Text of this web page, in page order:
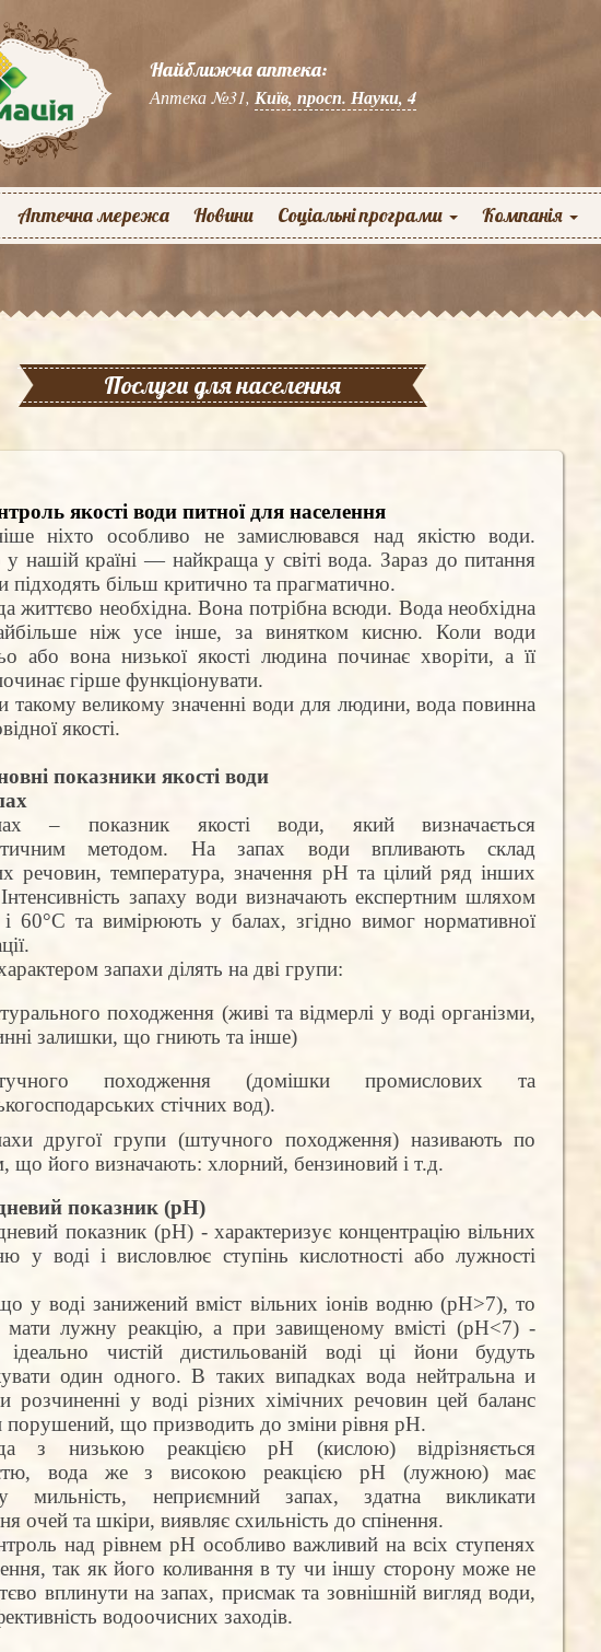
Найближча аптека:
Аптека №31, Київ, просп. Науки, 4
Аптечна мережа Новини Соціальні програми Компанія
Послуги для населення
якості води питної для населення
ніхто особливо не замислювався над якістю води.
нашій країні — найкраща у світі вода. Зараз до питання
підходять більш критично та прагматично.
життєво необхідна. Вона потрібна всюди. Вода необхідна
ніж усе інше, за винятком кисню. Коли води
або вона низької якості людина починає хворіти, а її
гірше функціонувати.
такому великому значенні води для людини, вода повинна
якості.
показники якості води
– показник якості води, який визначається
методом. На запах води впливають склад
речовин, температура, значення рН та цілий ряд інших
запаху води визначають експертним шляхом
60°С та вимірюють у балах, згідно вимог нормативної
запахи ділять на дві групи:
походження (живі та відмерлі у воді організми,
залишки, що гниють та інше)
походження (домішки промислових та
стічних вод).
другої групи (штучного походження) називають по
що його визначають: хлорний, бензиновий і т.д.
показник (рН)
показник (рН) - характеризує концентрацію вільних
у воді і висловлює ступінь кислотності або лужності
у воді занижений вміст вільних іонів водню (рН>7), то
мати лужну реакцію, а при завищеному вмісті (рН<7) -
чистій дистильованій воді ці йони будуть
один одного. В таких випадках вода нейтральна и
у воді різних хімічних речовин цей баланс
порушений, що призводить до зміни рівня рН.
з низькою реакцією рН (кислою) відрізняється
вода же з високою реакцією рН (лужною) має
мильність, неприємний запах, здатна викликати
очей та шкіри, виявляє схильність до спінення.
над рівнем рН особливо важливий на всіх ступенях
так як його коливання в ту чи іншу сторону може не
вплинути на запах, присмак та зовнішній вигляд води,
водоочисних заходів.